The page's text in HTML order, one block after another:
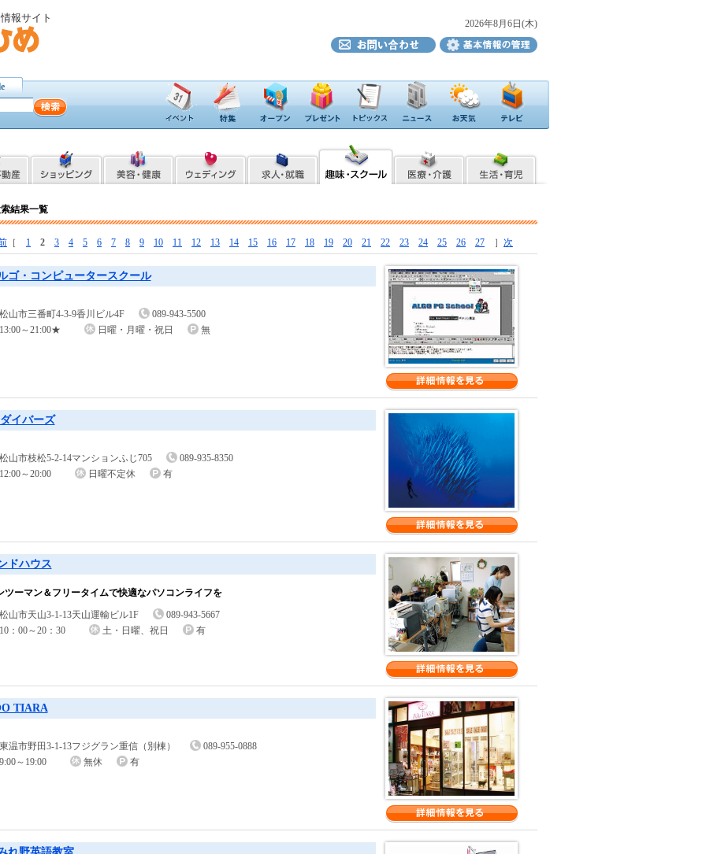
報サイト 2026年8月6日(木)
結果一覧
［ 1 2 3 4 5 6 7 8 9 10 11 12 13 14 15 16 17 18 19 20 21 22 23 24 25 26 27 ］ 次
ゴ・コンピュータースクール
松山市三番町4-3-9香川ビル4F
089-943-5500
13:00～21:00★
日曜・月曜・祝日 無
イバーズ
松山市枝松5-2-14マンションふじ705
089-935-8350
12:00～20:00
日曜不定休 有
ドハウス
ツーマン＆フリータイムで快適なパソコンライフを
松山市天山3-1-13天山運輸ビル1F
089-943-5667
10：00～20：30
土・日曜、祝日 有
TIARA
東温市野田3-1-13フジグラン重信（別棟）
089-955-0888
9:00～19:00
無休 有